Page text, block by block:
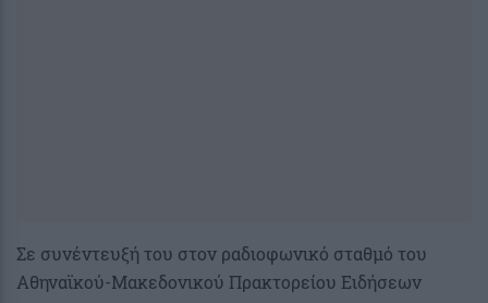
Σε συνέντευξή του στον ραδιοφωνικό σταθμό του
Αθηναϊκού-Μακεδονικού Πρακτορείου Ειδήσεων